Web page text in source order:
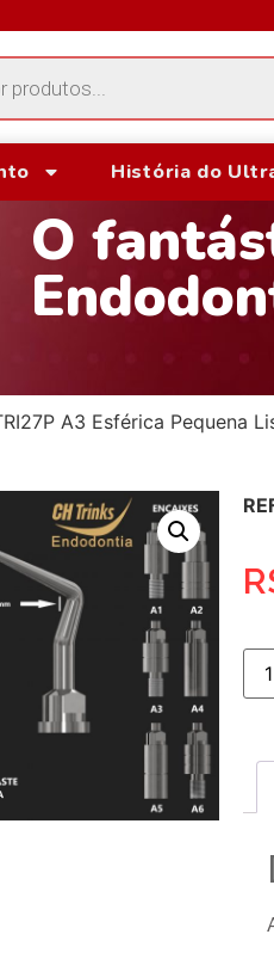
História do
O
A3 Esférica Pequena